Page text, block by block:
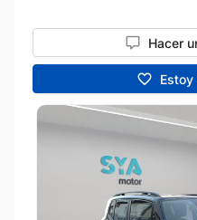
Hacer